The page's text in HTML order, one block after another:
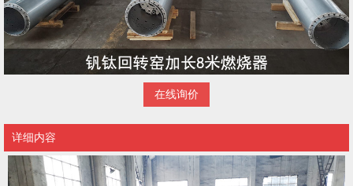
在线询价
详细内容